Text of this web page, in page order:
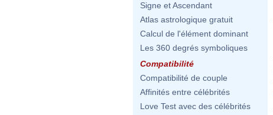
Signe et Ascendant
Atlas astrologique gratuit
Calcul de l'élément dominant
Les 360 degrés symboliques
Compatibilité
Compatibilité de couple
Affinités entre célébrités
Love Test avec des célébrités